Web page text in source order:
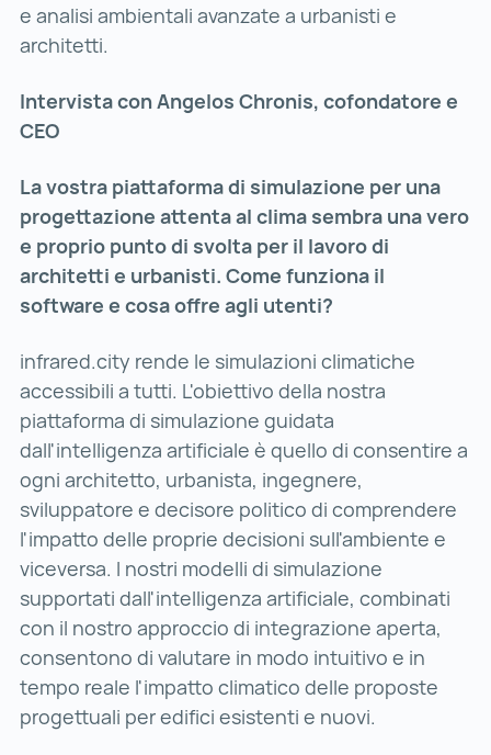
e analisi ambientali avanzate a urbanisti e
architetti.
Intervista con Angelos Chronis, cofondatore e
CEO
La vostra piattaforma di simulazione per una
progettazione attenta al clima sembra una vero
e proprio punto di svolta per il lavoro di
architetti e urbanisti. Come funziona il
software e cosa offre agli utenti?
infrared.city rende le simulazioni climatiche
accessibili a tutti. L'obiettivo della nostra
piattaforma di simulazione guidata
dall'intelligenza artificiale è quello di consentire a
ogni architetto, urbanista, ingegnere,
sviluppatore e decisore politico di comprendere
l'impatto delle proprie decisioni sull'ambiente e
viceversa. I nostri modelli di simulazione
supportati dall'intelligenza artificiale, combinati
con il nostro approccio di integrazione aperta,
consentono di valutare in modo intuitivo e in
tempo reale l'impatto climatico delle proposte
progettuali per edifici esistenti e nuovi.